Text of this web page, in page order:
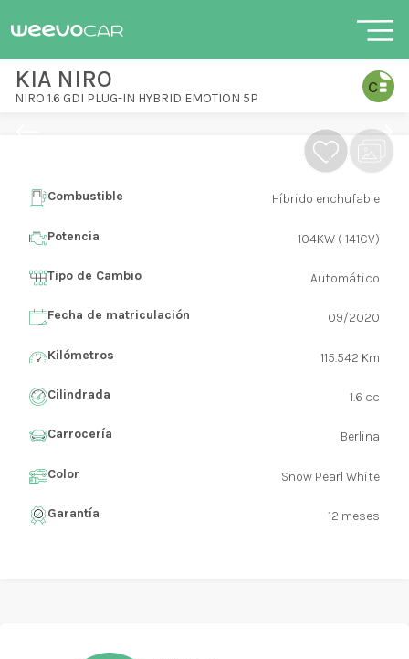
KIA NIRO
NIRO 1.6 GDI PLUG-IN HYBRID EMOTION 5P
Combustible Híbrido enchufable
Potencia 104KW ( 141CV)
Tipo de Cambio Automático
Fecha de matriculación 09/2020
Kilómetros 115.542 Km
Cilindrada 1.6 cc
Carrocería Berlina
Color Snow Pearl White
Garantía 12 meses